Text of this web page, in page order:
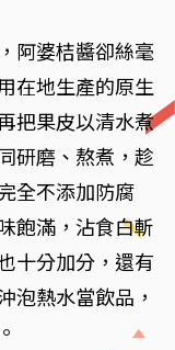
阿婆桔醬卻絲毫
在地生產的原生
把果皮以清水煮
研磨、熬煮，趁
全不添加防腐
飽滿，沾食白斬
十分加分，還有
泡熱水當飲品，